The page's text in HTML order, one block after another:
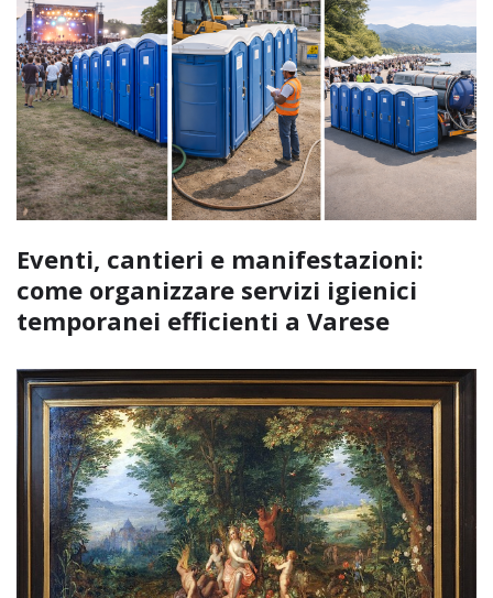
Eventi, cantieri e manifestazioni:
come organizzare servizi igienici
temporanei efficienti a Varese